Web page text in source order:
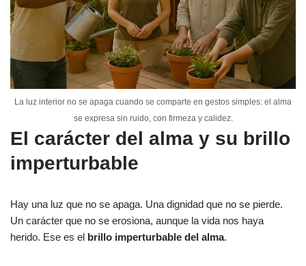
La luz interior no se apaga cuando se comparte en gestos simples: el alma
se expresa sin ruido, con firmeza y calidez.
El carácter del alma y su brillo
imperturbable
Hay una luz que no se apaga. Una dignidad que no se pierde.
Un carácter que no se erosiona, aunque la vida nos haya
herido. Ese es el brillo imperturbable del alma.